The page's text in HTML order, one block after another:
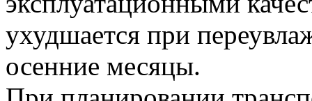
ухудшается при
осенние месяцы.